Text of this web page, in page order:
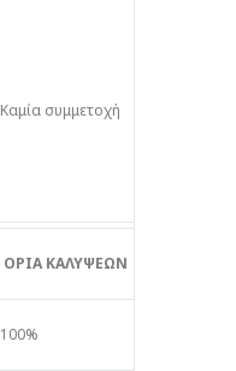
Καμία συμμετοχή
ΟΡΙΑ ΚΑΛΥΨΕΩΝ
100%